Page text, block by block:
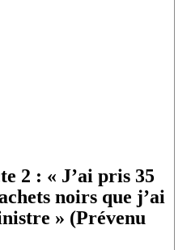
2 : « J’ai pris 35
noirs que j’ai
» (Prévenu